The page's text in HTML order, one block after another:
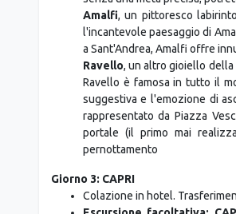
policromo. È piacevole
senza una meta precisa;
Amalfi, un pittoresco
l'incantevole paesaggio di
a Sant'Andrea, Amalfi offre
Ravello, un altro gioiello
Ravello è famosa in tutto il
suggestiva e l'emozione di
rappresentato da Piazza
portale (il primo mai
pernottamento
Giorno 3: CAPRI